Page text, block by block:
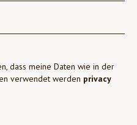
dass meine Daten wie in der
verwendet werden privacy